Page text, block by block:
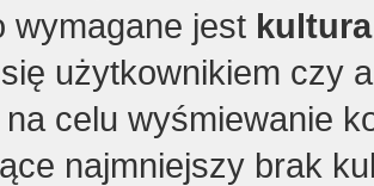
wymagane jest
użytkownikiem czy
celu wyśmiewanie
najmniejszy brak